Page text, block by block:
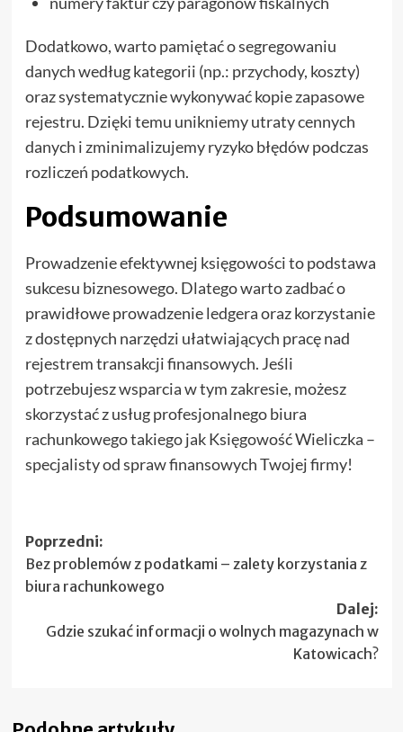
Dodatkowo, warto pamiętać o segregowaniu
danych według kategorii (np.: przychody, koszty)
oraz systematycznie wykonywać kopie zapasowe
rejestru. Dzięki temu unikniemy utraty cennych
danych i zminimalizujemy ryzyko błędów podczas
rozliczeń podatkowych.
Podsumowanie
Prowadzenie efektywnej księgowości to podstawa
sukcesu biznesowego. Dlatego warto zadbać o
prawidłowe prowadzenie ledgera oraz korzystanie
z dostępnych narzędzi ułatwiających pracę nad
rejestrem transakcji finansowych. Jeśli
potrzebujesz wsparcia w tym zakresie, możesz
skorzystać z usług profesjonalnego biura
rachunkowego takiego jak Księgowość Wieliczka –
specjalisty od spraw finansowych Twojej firmy!
Zobacz
wpisy
Poprzedni:
Bez problemów z podatkami – zalety korzystania z
biura rachunkowego
Dalej:
Gdzie szukać informacji o wolnych magazynach w
Katowicach?